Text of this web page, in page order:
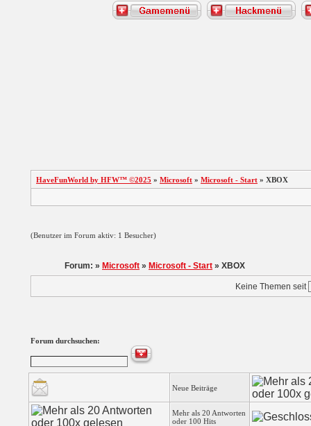
HaveFunWorld by HFW™ ©2025 » Microsoft » Microsoft - Start » XBOX
(Benutzer im Forum aktiv: 1 Besucher)
Forum: » Microsoft » Microsoft - Start » XBOX
Keine Themen seit
Forum durchsuchen:
Neue Beiträge
Mehr als 20 Antworten
oder 100 Hits